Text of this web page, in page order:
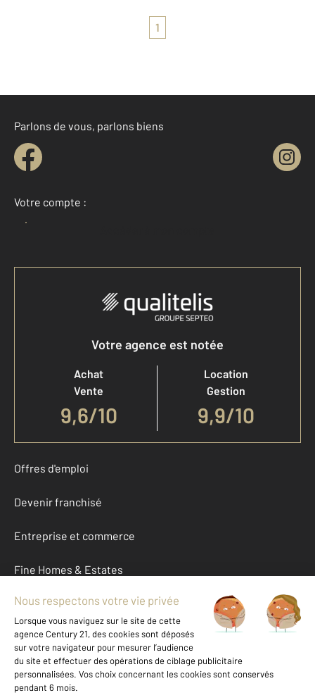
1
Parlons de vous, parlons biens
Votre compte :
Votre agence est notée
Achat
Vente
9,6/10
Location
Gestion
9,9/10
Offres d'emploi
Devenir franchisé
Entreprise et commerce
Fine Homes & Estates
À propos
International
Nous contacter